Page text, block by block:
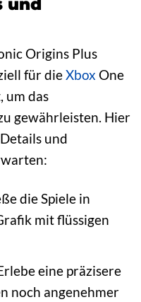
Origins Plus
für dieXbox One
um das
gewährleisten. Hier
und
die Spiele in
mit flüssigen
eine präzisere
noch angenehmer